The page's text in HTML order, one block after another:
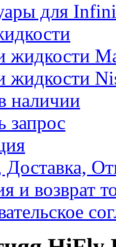
для
жидкости
жидкости
наличии
запрос
Доставка,
и возврат